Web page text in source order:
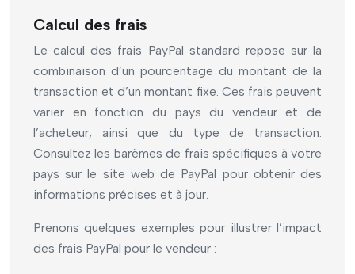
Calcul des frais
Le calcul des frais PayPal standard repose sur la
combinaison d’un pourcentage du montant de la
transaction et d’un montant fixe. Ces frais peuvent
varier en fonction du pays du vendeur et de
l’acheteur, ainsi que du type de transaction.
Consultez les barèmes de frais spécifiques à votre
pays sur le site web de PayPal pour obtenir des
informations précises et à jour.
Prenons quelques exemples pour illustrer l’impact
des frais PayPal pour le vendeur :